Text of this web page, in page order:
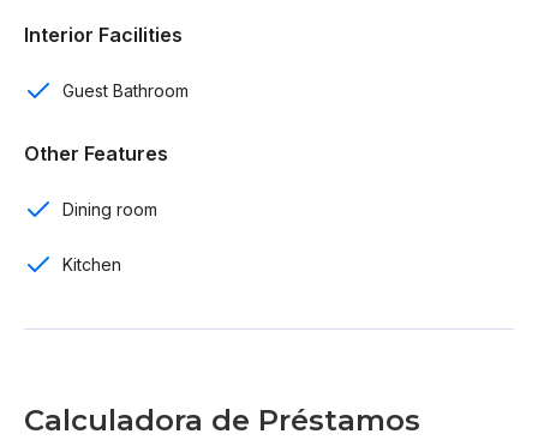
Camaras de seguridad
Amenidades:
Piscina
Interior Facilities
Guest Bathroom
Other Features
Dining room
Kitchen
Calculadora de Préstamos